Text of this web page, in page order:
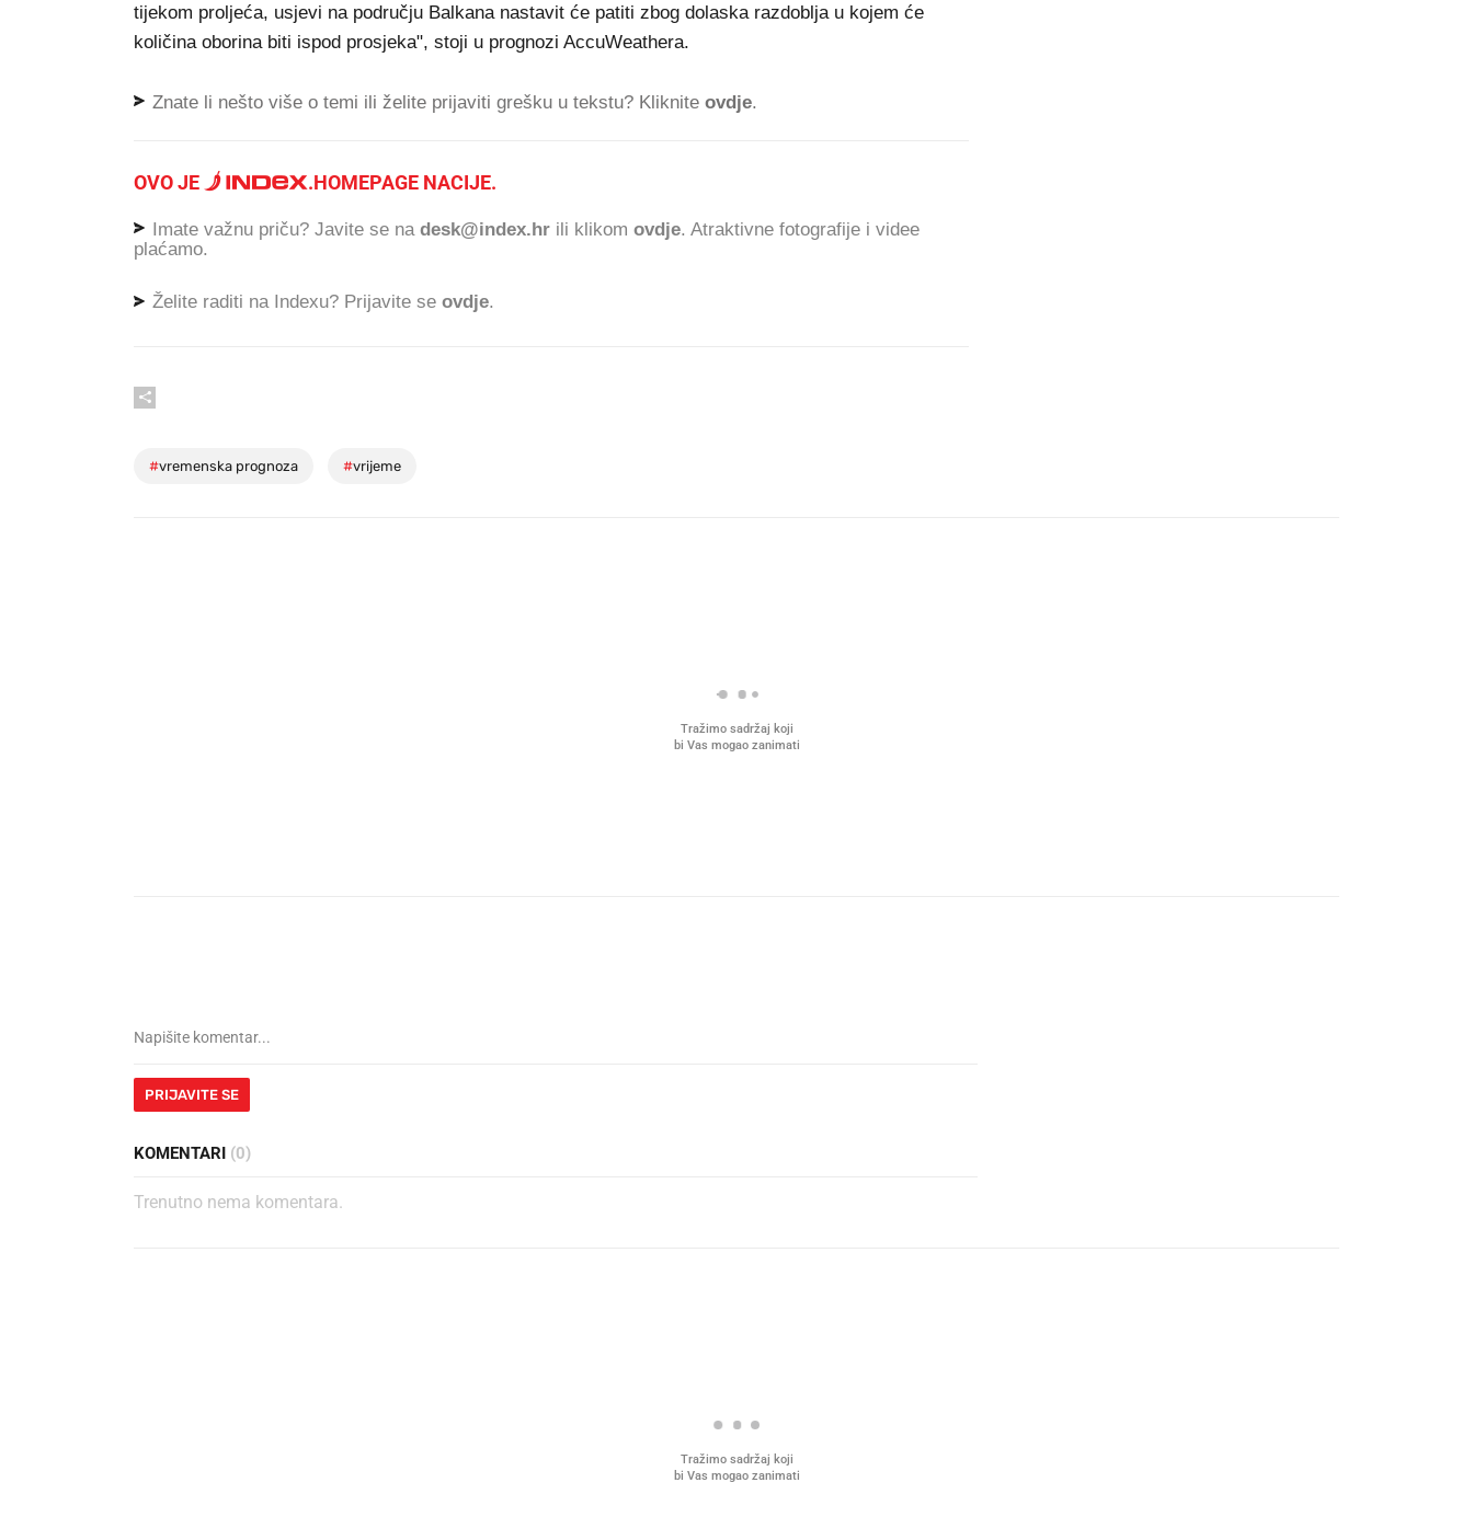
tijekom proljeća, usjevi na području Balkana nastavit će patiti zbog dolaska razdoblja u kojem će
količina oborina biti ispod prosjeka", stoji u prognozi AccuWeathera.
Znate li nešto više o temi ili želite prijaviti grešku u tekstu? Kliknite ovdje.
OVO JE .HOMEPAGE NACIJE.
Imate važnu priču? Javite se na desk@index.hr ili klikom ovdje. Atraktivne fotografije i videe
plaćamo.
Želite raditi na Indexu? Prijavite se ovdje.
#vremenska prognoza #vrijeme
Tražimo sadržaj koji
bi Vas mogao zanimati
PRIJAVITE SE
KOMENTARI (0)
Trenutno nema komentara.
Tražimo sadržaj koji
bi Vas mogao zanimati